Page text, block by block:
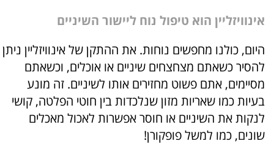
אינוויזליין הוא טיפול נוח ליישור השיניים
היום, כולנו מחפשים נוחות. את ההתקן של אינוויזליין ניתן
להסיר כשאתם מצחצחים שיניים או אוכלים, וכשאתם
מסיימים, אתם פשוט מחזירים אותו לשיניים. זה מונע
בעיות כמו שאריות מזון שנלכדות בין חוטי הפלטה, קושי
לנקות את השיניים או חוסר אפשרות לאכול מאכלים
שונים, כמו למשל פופקורן!